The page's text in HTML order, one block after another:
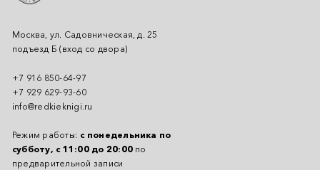
Москва, ул. Садовническая, д. 25
подъезд Б (вход со двора)
+7 916 850-64-97
+7 929 629-93-60
info@redkieknigi.ru
Режим работы: с понедельника по
субботу, с 11:00 до 20:00 по
предварительной записи